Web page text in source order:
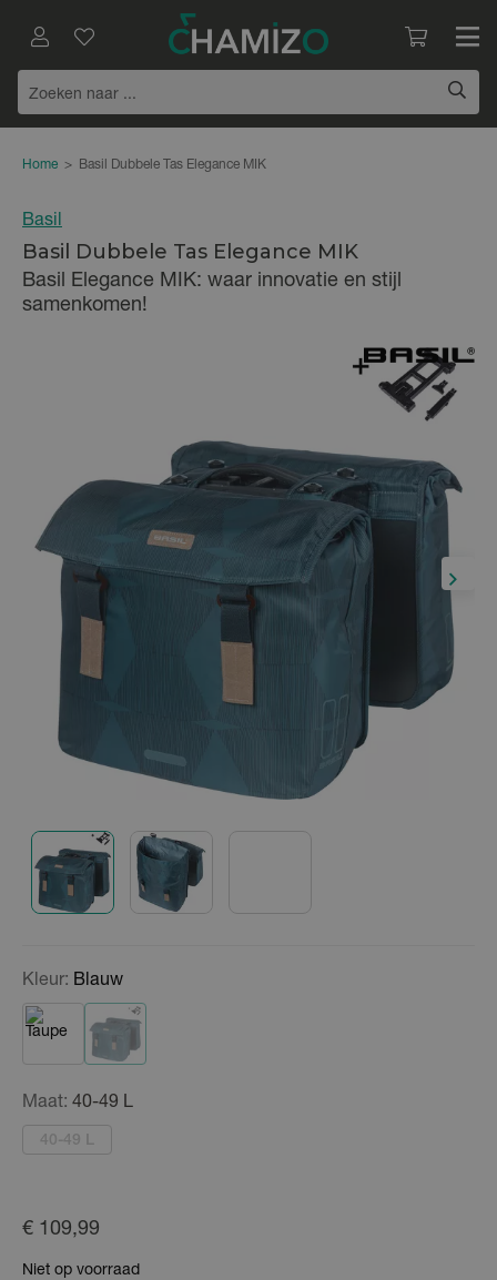
Home > Basil Dubbele Tas Elegance MIK
Basil
Basil Dubbele Tas Elegance MIK
Basil Elegance MIK: waar innovatie en stijl
samenkomen!
Kleur: Blauw
Maat: 40-49 L
40-49 L
€ 109,99
Niet op voorraad